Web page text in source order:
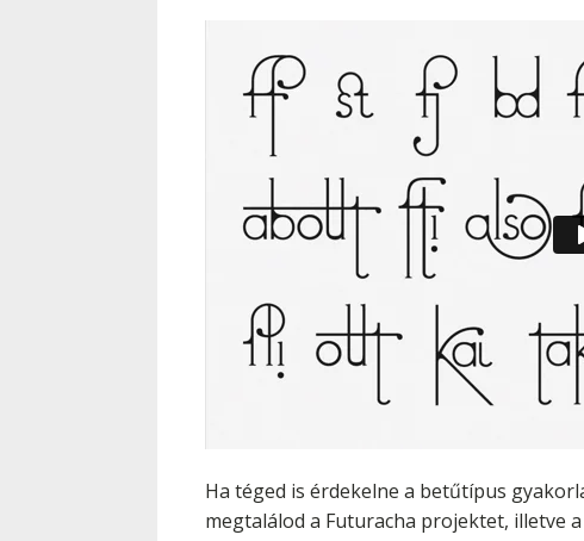
Ha téged is érdekelne a betűtípus
megtalálod a Futuracha projektet, illetve